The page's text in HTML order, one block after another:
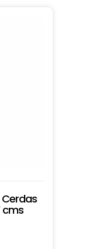
cms